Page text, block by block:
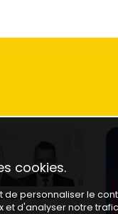
cookies.
de personnaliser le
et d'analyser notre